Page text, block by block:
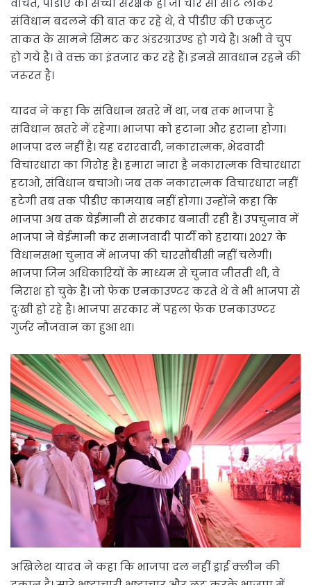
वंचित, पीडीए का सच्चा संरक्षक है। जो चार सौ सीट लाकर
संविधान बदलने की बात कर रहे थे, वे पीडीए की एकजुट
ताकत के सामने सिमट कर अंडरग्राउण्ड हो गये है। अभी वे चुप
हो गये है। वे वक्त का इंतजार कर रहे हैं। इनसे सावधान रहने की
जरूरत है।
यादव ने कहा कि संविधान खतरे में था, जब तक भाजपा है
संविधान खतरे में रहेगा। भाजपा को हटाना और हराना होगा।
भाजपा दल नहीं है। यह दरारवादी, नकारात्मक, भेदवादी
विचारधारा का गिरोह है। हमारा नारा है नकारात्मक विचारधारा
हटाओ, संविधान बचाओ। जब तक नकारात्मक विचारधारा नहीं
हटेगी तब तक पीडीए कामयाब नहीं होगा। उन्होंने कहा कि
भाजपा अब तक बेईमानी से सरकार बनाती रही है। उपचुनाव में
भाजपा ने बेईमानी कर समाजवादी पार्टी को हराया। 2027 के
विधानसभा चुनाव में भाजपा की चारसौबीसी नहीं चलेगी।
भाजपा जिन अधिकारियों के माध्यम से चुनाव जीतती थी, वे
निराश हो चुके है। जो फेक एनकाउण्टर करते थे वे भी भाजपा से
दुःखी हो रहे है। भाजपा सरकार में पहला फेक एनकाउण्टर
गुर्जर नौजवान का हुआ था।
अखिलेश यादव ने कहा कि भाजपा दल नहीं ड्राई क्लीन की